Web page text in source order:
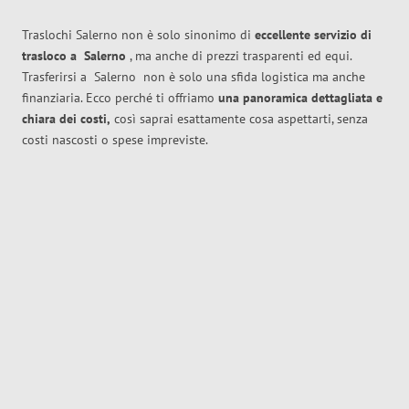
Traslochi Salerno non è solo sinonimo di eccellente servizio di
trasloco a Salerno , ma anche di prezzi trasparenti ed equi.
Trasferirsi a Salerno non è solo una sfida logistica ma anche
finanziaria. Ecco perché ti offriamo una panoramica dettagliata e
chiara dei costi, così saprai esattamente cosa aspettarti, senza
costi nascosti o spese impreviste.